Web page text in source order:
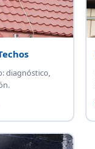
diagnóstico,